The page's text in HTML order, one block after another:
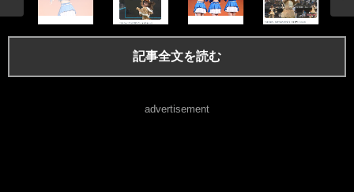
記事全文を読む
advertisement